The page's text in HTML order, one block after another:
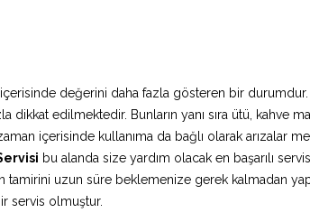
değerini daha fazla gösteren bir
dikkat edilmektedir. Bunların yanı sıra ütü, kahve
içerisinde kullanıma da bağlı olarak arızalar
bu alanda size yardım olacak en başarılı
uzun süre beklemenize gerek kalmadan
servis olmuştur.